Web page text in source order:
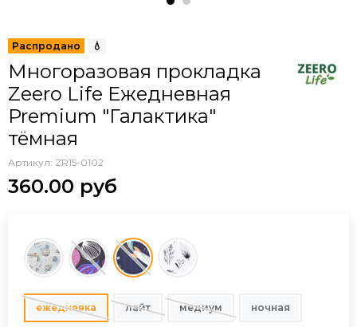
Многоразовая прокладка
Zeero Life Ежедневная
Premium "Галактика"
тёмная
Артикул: ZR15-0102
360.00 руб
ежедневка лайт медиум ночная